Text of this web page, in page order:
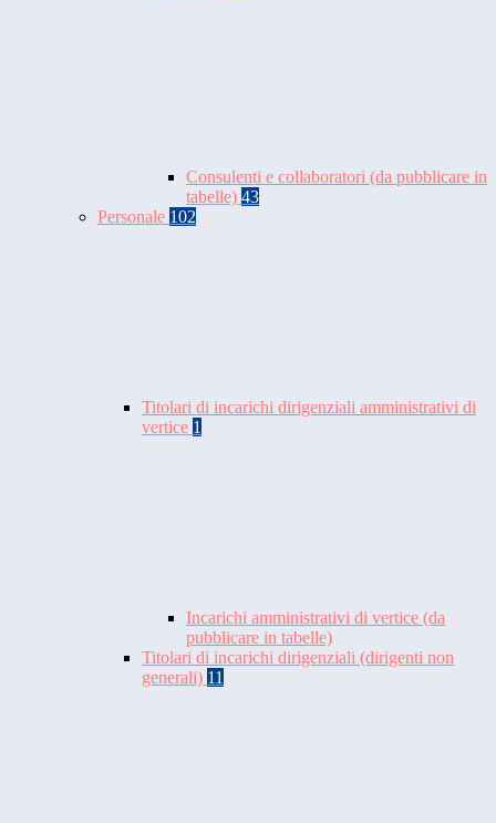
Consulenti e collaboratori (da pubblicare in
tabelle) 43
Personale 102
Titolari di incarichi dirigenziali amministrativi di
vertice 1
Incarichi amministrativi di vertice (da
pubblicare in tabelle)
Titolari di incarichi dirigenziali (dirigenti non
generali) 11